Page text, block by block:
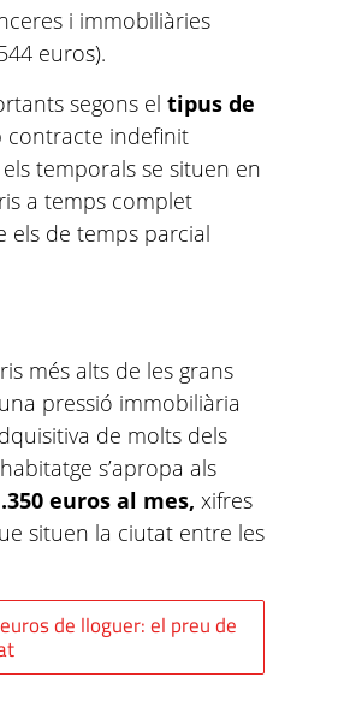
i immobiliàries
euros).
segons eltipus de
contracte indefinit
temporals se situen en
a temps complet
els de temps parcial
més alts de les grans
pressió immobiliària
de molts dels
s’apropa als
euros al mes, xifres
situen la ciutat entre les
de lloguer: el preu de